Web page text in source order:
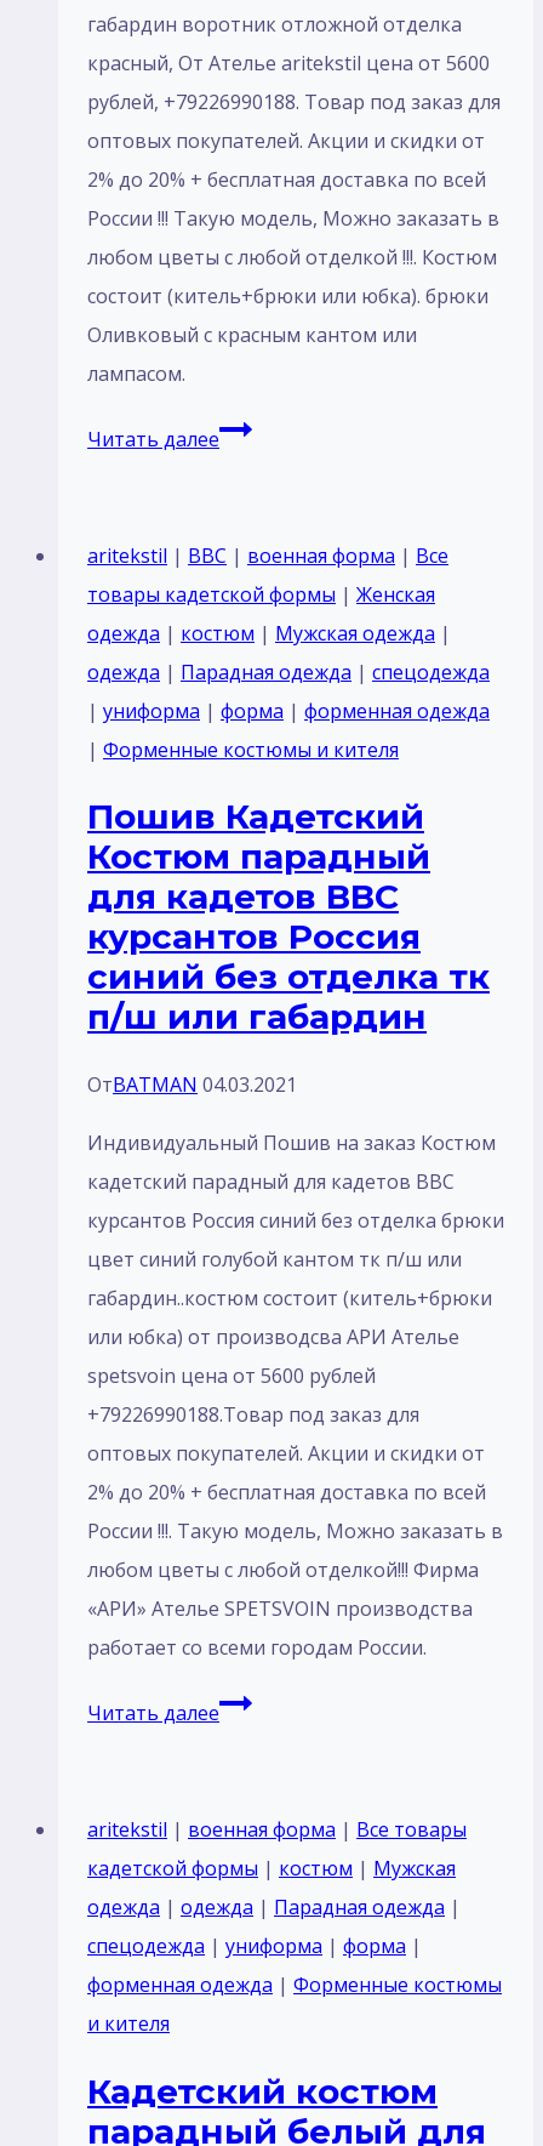
габардин воротник отложной отделка
красный, От Ателье aritekstil цена от 5600
рублей, +79226990188. Товар под заказ для
оптовых покупателей. Акции и скидки от
2% до 20% + бесплатная доставка по всей
России !!! Такую модель, Mожно заказать в
любом цветы с любой отделкой !!!. Костюм
состоит (китель+брюки или юбка). брюки
Оливковый с красным кантом или
лампасом.
Читать далееПошив
парадный
для
кадетов
военнослужащих
МО
Россия
тк
п/
ш
габардин
воротник
отложной
красный
aritekstil | ВВС | военная форма | Все
товары кадетской формы | Женская
одежда | костюм | Мужская одежда |
одежда | Парадная одежда | спецодежда
| униформа | форма | форменная одежда
| Форменные костюмы и кителя
Пошив Кадетский
Костюм парадный
для кадетов ВВС
курсантов Россия
синий без отделка тк
п/ш или габардин
ОтBATMAN 04.03.2021
Индивидуальный Пошив на заказ Костюм
кадетский парадный для кадетов ВВС
курсантов Россия синий без отделка брюки
цвет синий голубой кантом тк п/ш или
габардин..костюм состоит (китель+брюки
или юбка) от производсва АРИ Ателье
spetsvoin цена от 5600 рублей
+79226990188.Товар под заказ для
оптовых покупателей. Акции и скидки от
2% до 20% + бесплатная доставка по всей
России !!!. Такую модель, Mожно заказать в
любом цветы с любой отделкой!!! Фирма
«АРИ» Ателье SPETSVOIN производства
работает со всеми городам России.
Читать далееПошив
парадный
для
кадетов
ВВС
курсантов
без
отделка
aritekstil | военная форма | Все товары
кадетской формы | костюм | Мужская
одежда | одежда | Парадная одежда |
спецодежда | униформа | форма |
форменная одежда | Форменные костюмы
и кителя
Кадетский костюм
парадный белый для